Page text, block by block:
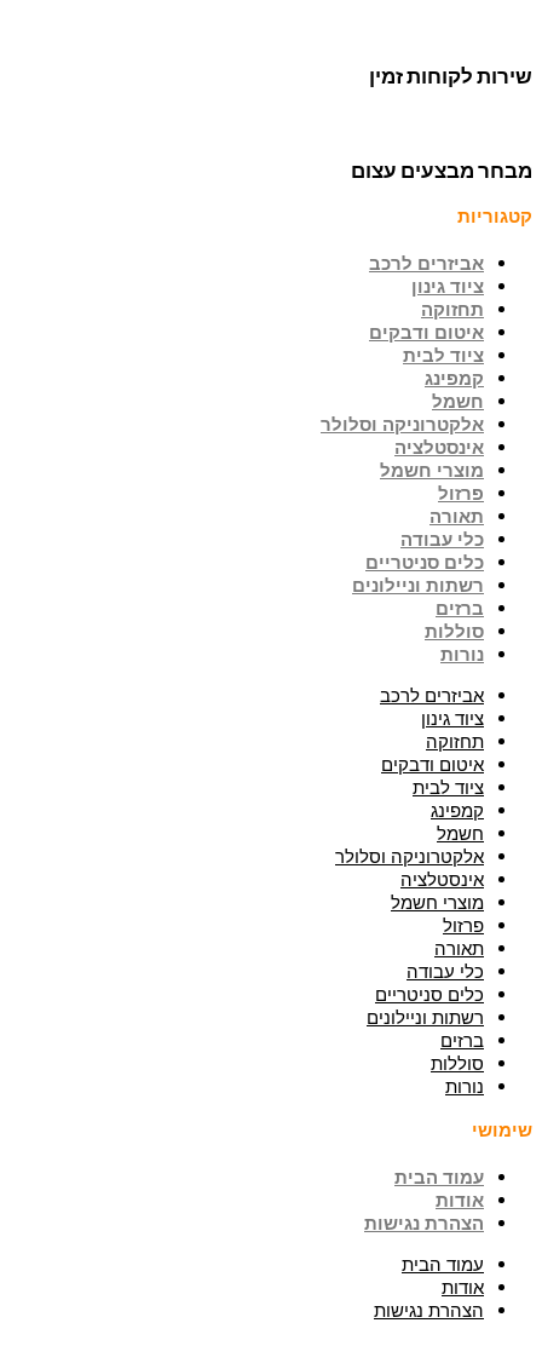
שירות לקוחות זמין
מבחר מבצעים עצום
קטגוריות
אביזרים לרכב
ציוד גינון
תחזוקה
איטום ודבקים
ציוד לבית
קמפינג
חשמל
אלקטרוניקה וסלולר
אינסטלציה
מוצרי חשמל
פרזול
תאורה
כלי עבודה
כלים סניטריים
רשתות וניילונים
ברזים
סוללות
נורות
אביזרים לרכב
ציוד גינון
תחזוקה
איטום ודבקים
ציוד לבית
קמפינג
חשמל
אלקטרוניקה וסלולר
אינסטלציה
מוצרי חשמל
פרזול
תאורה
כלי עבודה
כלים סניטריים
רשתות וניילונים
ברזים
סוללות
נורות
שימושי
עמוד הבית
אודות
הצהרת נגישות
עמוד הבית
אודות
הצהרת נגישות